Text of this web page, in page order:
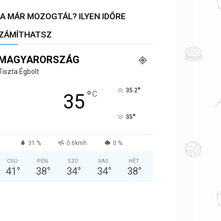
MÁR MOZOGTÁL? ILYEN IDŐRE
Égbolt
35°C 35.2°
35°
31 % 0.6kmh 0 %
CSÜ
41 °
PÉN
38°
SZO
34°
VAS
34°
HÉT
38°